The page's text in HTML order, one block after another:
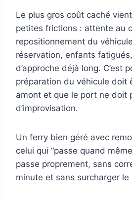
Le plus gros coût caché
petites frictions : attente au
repositionnement du
réservation, enfants
d’approche déjà long. C’est
préparation du véhicule doit
amont et que le port ne doit
d’improvisation.
Un ferry bien géré avec
celui qui “passe quand
passe proprement, sans
minute et sans surcharger le